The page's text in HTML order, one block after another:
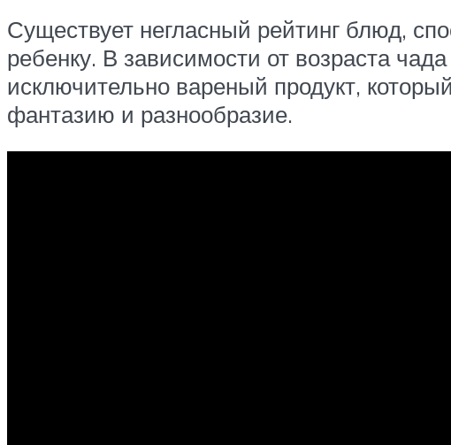
Существует негласный рейтинг блюд,
ребенку. В зависимости от возраста
исключительно вареный продукт,
фантазию и разнообразие.